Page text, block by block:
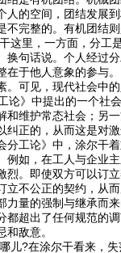
人的空间，团结发展
不完整的。有机团结
里，一方面，分工是
换句话说。个人经过
在于他人意象的参与
。可见，现代社会中
》中提出的一个社
和维护常态社会；另
纠正的，从而这是对
分工论》中，涂尔干
例如，在工人与企业
烈。即使双方可以订
立不公正的契约，从
力量的强制与继承而
都超出了任何规范的
和敌意。
?在涂尔干看来，失